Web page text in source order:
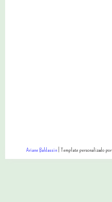
Ariane Baldassin| Template personalizado por